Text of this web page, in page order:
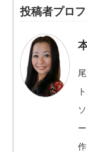
投稿者プロ
ト